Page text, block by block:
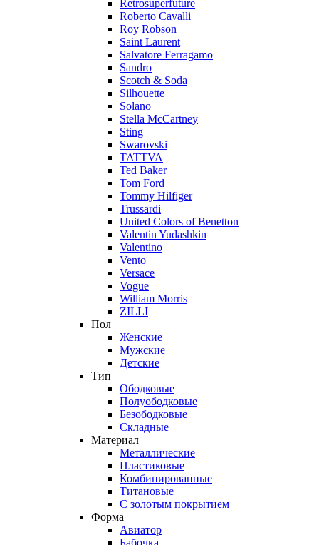
Retrosuperfuture
Roberto Cavalli
Roy Robson
Saint Laurent
Salvatore Ferragamo
Sandro
Scotch & Soda
Silhouette
Solano
Stella McCartney
Sting
Swarovski
TATTVA
Ted Baker
Tom Ford
Tommy Hilfiger
Trussardi
United Colors of Benetton
Valentin Yudashkin
Valentino
Vento
Versace
Vogue
William Morris
ZILLI
Пол
Женские
Мужские
Детские
Тип
Ободковые
Полуободковые
Безободковые
Складные
Материал
Металлические
Пластиковые
Комбинированные
Титановые
С золотым покрытием
Форма
Авиатор
Бабочка